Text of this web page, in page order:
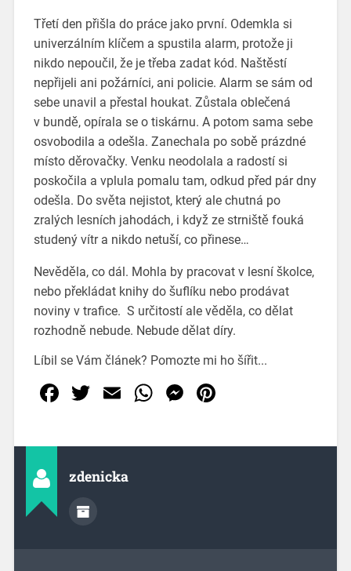
Třetí den přišla do práce jako první. Odemkla si
univerzálním klíčem a spustila alarm, protože ji
nikdo nepoučil, že je třeba zadat kód. Naštěstí
nepřijeli ani požárníci, ani policie. Alarm se sám od
sebe unavil a přestal houkat. Zůstala oblečená
v bundě, opírala se o tiskárnu. A potom sama sebe
osvobodila a odešla. Zanechala po sobě prázdné
místo děrovačky. Venku neodolala a radostí si
poskočila a vplula pomalu tam, odkud před pár dny
odešla. Do světa nejistot, který ale chutná po
zralých lesních jahodách, i když ze strniště fouká
studený vítr a nikdo netuší, co přinese…
Nevěděla, co dál. Mohla by pracovat v lesní školce,
nebo překládat knihy do šuflíku nebo prodávat
noviny v trafice. S určitostí ale věděla, co dělat
rozhodně nebude. Nebude dělat díry.
Líbil se Vám článek? Pomozte mi ho šířit...
Facebook
Twitter
EmailWhatsApp
Messenger
zdenicka